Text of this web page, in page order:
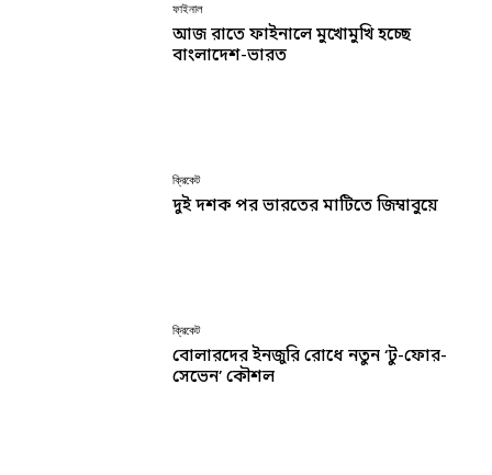
ফাইনাল
আজ রাতে ফাইনালে মুখোমুখি হচ্ছে
বাংলাদেশ-ভারত
ক্রিকেট
দুই দশক পর ভারতের মাটিতে জিম্বাবুয়ে
ক্রিকেট
বোলারদের ইনজুরি রোধে নতুন ‘টু-ফোর-
সেভেন’ কৌশল